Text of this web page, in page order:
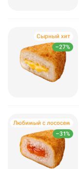
–27%
Сырный хит
–31%
Любимый с лососем